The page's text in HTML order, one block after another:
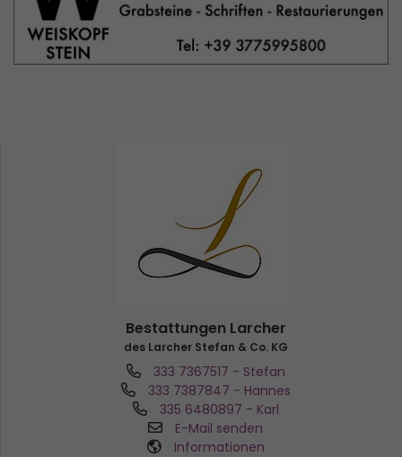
Bestattungen Larcher
des Larcher Stefan & Co. KG
333 7367517 - Stefan
333 7387847 - Hannes
335 6480897 - Karl
E-Mail senden
Informationen